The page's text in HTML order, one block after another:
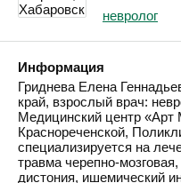
невролог
Информация
Гриднева Елена
край, взрослый врач:
Медицинский центр
Краснореченской,
специализируется на
травма черепно-
дистония, ишемический